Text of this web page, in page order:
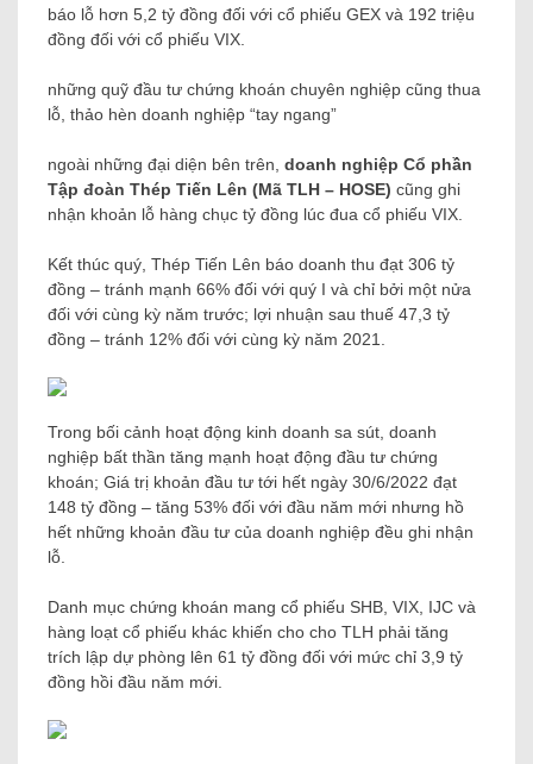
báo lỗ hơn 5,2 tỷ đồng đối với cổ phiếu GEX và 192 triệu
đồng đối với cổ phiếu VIX.
những quỹ đầu tư chứng khoán chuyên nghiệp cũng thua
lỗ, thảo hèn doanh nghiệp “tay ngang”
ngoài những đại diện bên trên, doanh nghiệp Cổ phần
Tập đoàn Thép Tiến Lên (Mã TLH – HOSE) cũng ghi
nhận khoản lỗ hàng chục tỷ đồng lúc đua cổ phiếu VIX.
Kết thúc quý, Thép Tiến Lên báo doanh thu đạt 306 tỷ
đồng – tránh mạnh 66% đối với quý I và chỉ bởi một nửa
đối với cùng kỳ năm trước; lợi nhuận sau thuế 47,3 tỷ
đồng – tránh 12% đối với cùng kỳ năm 2021.
Trong bối cảnh hoạt động kinh doanh sa sút, doanh
nghiệp bất thần tăng mạnh hoạt động đầu tư chứng
khoán; Giá trị khoản đầu tư tới hết ngày 30/6/2022 đạt
148 tỷ đồng – tăng 53% đối với đầu năm mới nhưng hồ
hết những khoản đầu tư của doanh nghiệp đều ghi nhận
lỗ.
Danh mục chứng khoán mang cổ phiếu SHB, VIX, IJC và
hàng loạt cổ phiếu khác khiến cho cho TLH phải tăng
trích lập dự phòng lên 61 tỷ đồng đối với mức chỉ 3,9 tỷ
đồng hồi đầu năm mới.